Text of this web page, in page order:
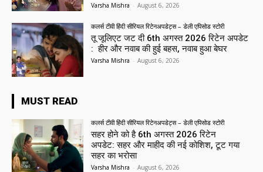
Varsha Mishra - August 6, 2026
कलर्स टीवी हिंदी सीरियल रिटेनअपडेट्स – डेली एपिसोड स्टोरी
तू जूलिएट जट दी 6th अगस्त 2026 रिटेन अपडेट
: हीर और नवाब की हुई बहस, नवाब हुआ बेघर
Varsha Mishra - August 6, 2026
MUST READ
कलर्स टीवी हिंदी सीरियल रिटेनअपडेट्स – डेली एपिसोड स्टोरी
सहर होने को है 6th अगस्त 2026 रिटेन
अपडेट: सहर और माहीद की नई कोशिश, टूट गया
सहर का भरोसा
Varsha Mishra - August 6, 2026